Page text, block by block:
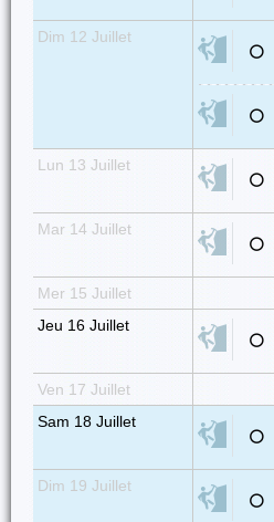
Dim 12 Juillet
⚪
⚪
Lun 13 Juillet
⚪
Mar 14 Juillet
⚪
Mer 15 Juillet
Jeu 16 Juillet
⚪
Ven 17 Juillet
Sam 18 Juillet
⚪
Dim 19 Juillet
⚪